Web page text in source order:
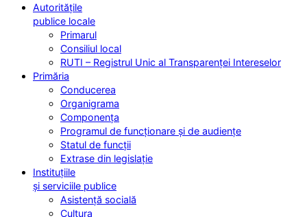
Autoritățile
publice locale
Primarul
Consiliul local
RUTI – Registrul Unic al Transparenței Intereselor
Primăria
Conducerea
Organigrama
Componența
Programul de funcționare și de audiențe
Statul de funcții
Extrase din legislație
Instituțiile
și serviciile publice
Asistență socială
Cultura